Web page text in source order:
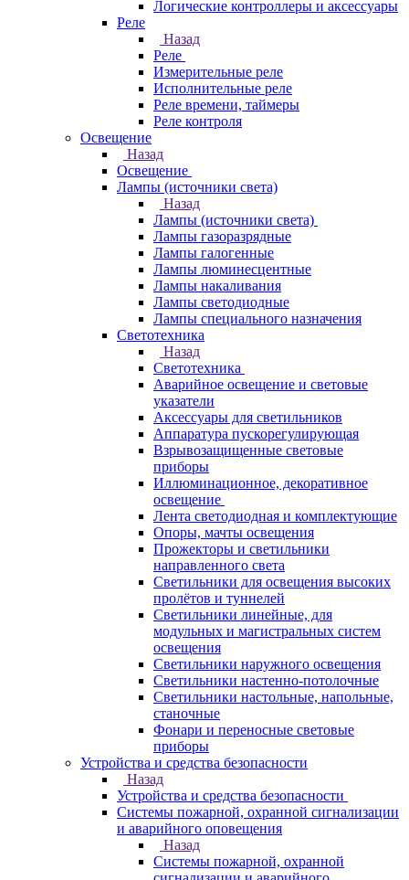
Логические контроллеры и аксессуары
Реле
Назад
Реле
Измерительные реле
Исполнительные реле
Реле времени, таймеры
Реле контроля
Освещение
Назад
Освещение
Лампы (источники света)
Назад
Лампы (источники света)
Лампы газоразрядные
Лампы галогенные
Лампы люминесцентные
Лампы накаливания
Лампы светодиодные
Лампы специального назначения
Светотехника
Назад
Светотехника
Аварийное освещение и световые
указатели
Аксессуары для светильников
Аппаратура пускорегулирующая
Взрывозащищенные световые
приборы
Иллюминационное, декоративное
освещение
Лента светодиодная и комплектующие
Опоры, мачты освещения
Прожекторы и светильники
направленного света
Светильники для освещения высоких
пролётов и туннелей
Светильники линейные, для
модульных и магистральных систем
освещения
Светильники наружного освещения
Светильники настенно-потолочные
Светильники настольные, напольные,
станочные
Фонари и переносные световые
приборы
Устройства и средства безопасности
Назад
Устройства и средства безопасности
Системы пожарной, охранной сигнализации
и аварийного оповещения
Назад
Системы пожарной, охранной